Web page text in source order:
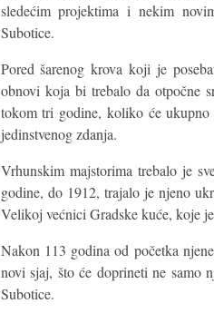
sledećim projektima i nekim
Subotice.
Pored šarenog krova koji je
obnovi koja bi trebalo da otpočne
tokom tri godine, koliko će
jedinstvenog zdanja.
Vrhunskim majstorima trebalo je
godine, do 1912, trajalo je njeno
Velikoj većnici Gradske kuće, koje
Nakon 113 godina od početka
novi sjaj, što će doprineti ne samo
Subotice.